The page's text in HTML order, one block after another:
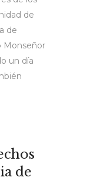
de
de
Monseñor
un día
de